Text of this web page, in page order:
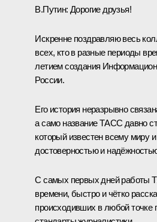
В.Путин: Дорогие друзья!
Искренне поздравляю весь
всех, кто в разные периоды
летием создания
России.
Его история неразрывно
а само название ТАСС давно
который известен всему миру
достоверностью и
С самых первых дней работы
времени, быстро и чётко
происходивших в любой